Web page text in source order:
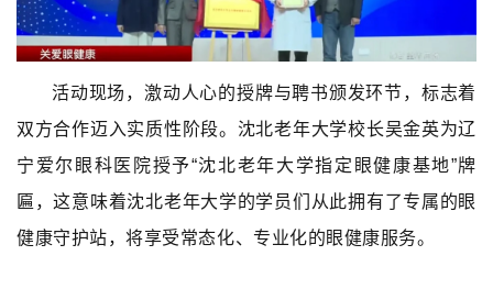
活动现场，激动人心的授牌与聘书颁发环节，标志着
双方合作迈入实质性阶段。沈北老年大学校长吴金英为辽
宁爱尔眼科医院授予“沈北老年大学指定眼健康基地”牌
匾，这意味着沈北老年大学的学员们从此拥有了专属的眼
健康守护站，将享受常态化、专业化的眼健康服务。